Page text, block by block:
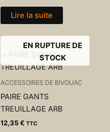
Lire la suite
EN RUPTURE DE
STOCK
ACCESSOIRES DE BIVOUAC
PAIRE GANTS
TREUILLAGE ARB
12,35€ TTC